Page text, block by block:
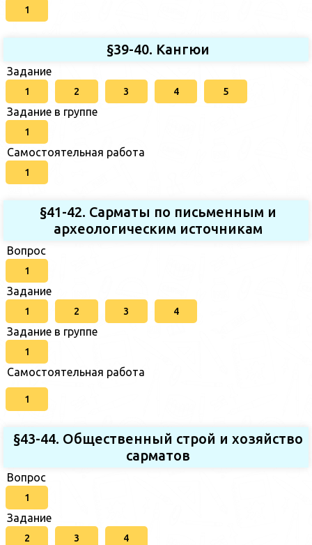
1
§39-40. Кангюи
Задание
1 2 3 4 5
Задание в группе
1
Самостоятельная работа
1
§41-42. Сарматы по письменным и
археологическим источникам
Вопрос
1
Задание
1 2 3 4
Задание в группе
1
Самостоятельная работа
1
§43-44. Общественный строй и хозяйство
сарматов
Вопрос
1
Задание
2 3 4